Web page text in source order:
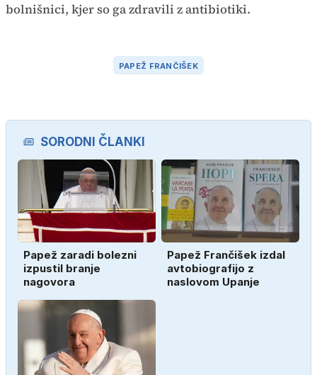
bolnišnici, kjer so ga zdravili z antibiotiki.
PAPEŽ FRANČIŠEK
SORODNI ČLANKI
Papež zaradi bolezni
izpustil branje
nagovora
Papež Frančišek izdal
avtobiografijo z
naslovom Upanje